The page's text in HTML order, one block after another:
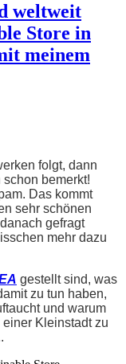
weltweit
Store in
meinem
folgt, dann
bemerkt!
Das kommt
sehr schönen
gefragt
mehr dazu
gestellt sind, was
zu tun haben,
und warum
Kleinstadt zu